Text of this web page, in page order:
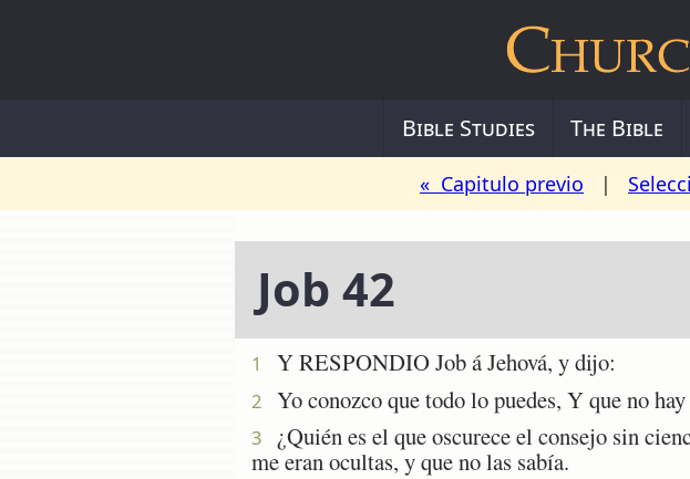
Bible Studies The Bible
« Capitulo previo |
Job 42
1 Y RESPONDIO Job á Jehová, y dijo:
2 Yo conozco que todo lo puedes, Y que no
3
¿Quién es el que oscurece el consejo sin
me eran ocultas, y que no las sabía.